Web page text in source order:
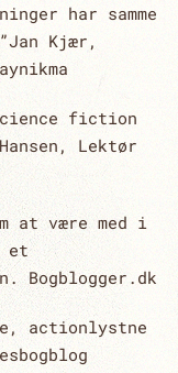
har samme
Kjær,
fiction
Lektør
at være med i
et
Bogblogger.dk
actionlystne